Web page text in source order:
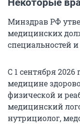
Некоторые
Минздрав РФ
медицинских
специальностей
С 1 сентября
медицине
физической и
медицинский
нутрициолог,